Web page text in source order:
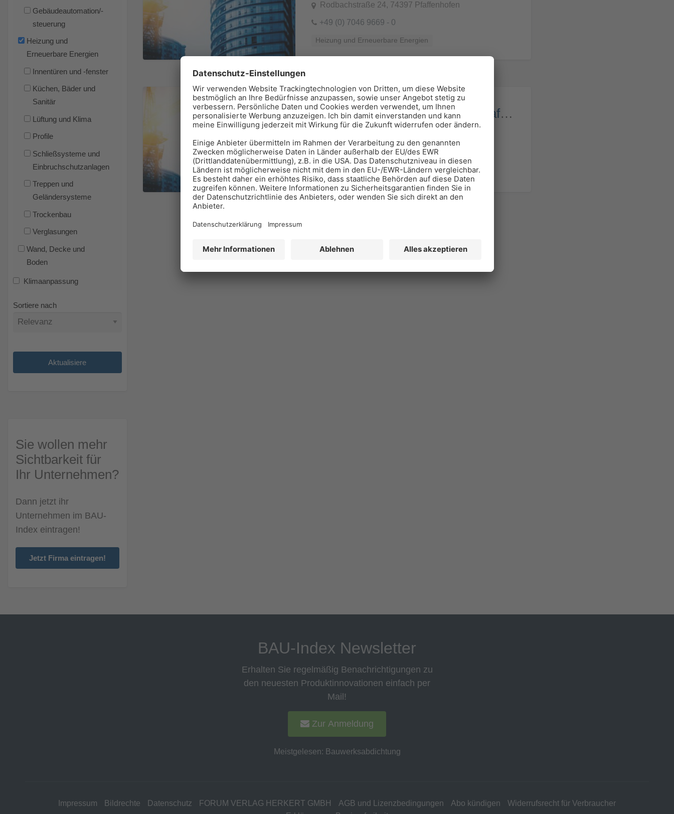
Gebäudeautomation/-
steuerung
Heizung und
Erneuerbare Energien
Innentüren und -fenster
Küchen, Bäder und
Sanitär
Lüftung und Klima
Profile
Schließsysteme und
Einbruchschutzanlagen
Treppen und
Geländersysteme
Trockenbau
Verglasungen
Wand, Decke und
Boden
Klimaanpassung
Sortiere nach
Sie wollen mehr
Sichtbarkeit für
Ihr Unternehmen?
Dann jetzt ihr
Unternehmen im BAU-
Index eintragen!
Jetzt Firma eintragen!
Rodbachstraße 24, 74397 Pfaffenhofen
+49 (0) 7046 9669 - 0
Heizung und Erneuerbare Energien
AKOTEC Produktionsgesellschaft mbH
+49 3331 25 716 30
Heizung und Erneuerbare Energien
← 1 2
BAU-Index Newsletter
Erhalten Sie regelmäßig Benachrichtigungen zu
den neuesten Produktinnovationen einfach per
Mail!
Zur Anmeldung
Meistgelesen: Bauwerksabdichtung
Impressum Bildrechte Datenschutz FORUM VERLAG HERKERT GMBH AGB und Lizenzbedingungen Abo kündigen
Widerrufsrecht für Verbraucher